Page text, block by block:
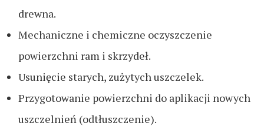
drewna.
Mechaniczne i chemiczne oczyszczenie
powierzchni ram i skrzydeł.
Usunięcie starych, zużytych uszczelek.
Przygotowanie powierzchni do aplikacji nowych
uszczelnień (odtłuszczenie).